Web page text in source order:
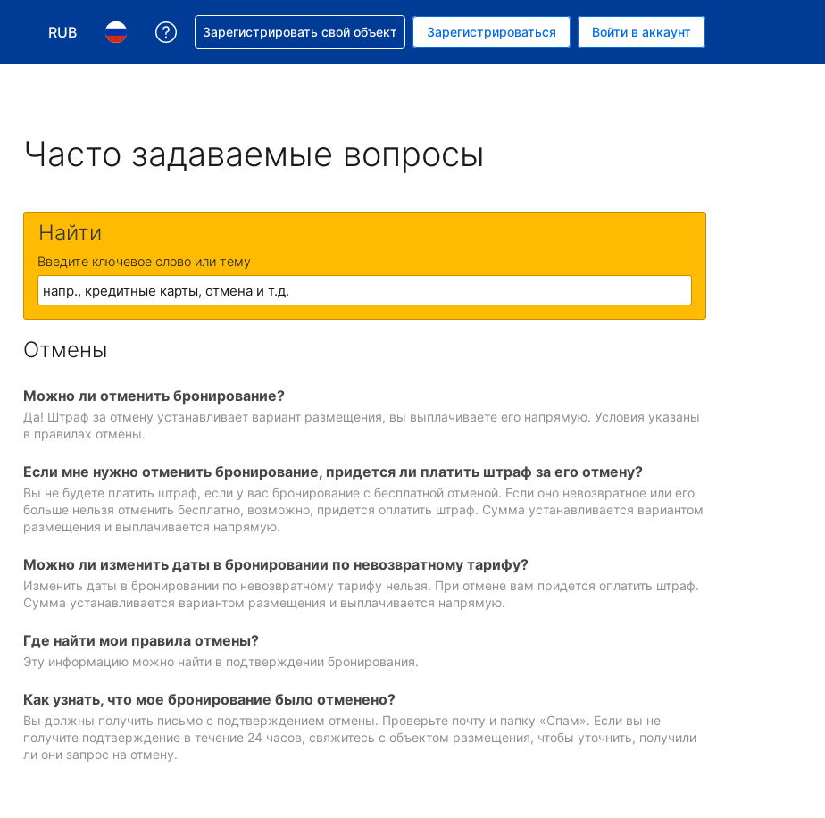
RUB
Выберите валюту. Текущая валюта — Российский рубль
Выберите язык. Текущий язык — На русском
Получите помощь с бронированием
Зарегистрировать свой объект Зарегистрироваться Войти в аккаунт
Часто задаваемые вопросы
Найти
Введите ключевое слово или тему
Отмены
Можно ли отменить бронирование?
Да! Штраф за отмену устанавливает вариант размещения, вы выплачиваете его напрямую. Условия указаны
в правилах отмены.
Если мне нужно отменить бронирование, придется ли платить штраф за его отмену?
Вы не будете платить штраф, если у вас бронирование с бесплатной отменой. Если оно невозвратное или его
больше нельзя отменить бесплатно, возможно, придется оплатить штраф. Сумма устанавливается вариантом
размещения и выплачивается напрямую.
Можно ли изменить даты в бронировании по невозвратному тарифу?
Изменить даты в бронировании по невозвратному тарифу нельзя. При отмене вам придется оплатить штраф.
Сумма устанавливается вариантом размещения и выплачивается напрямую.
Где найти мои правила отмены?
Эту информацию можно найти в подтверждении бронирования.
Как узнать, что мое бронирование было отменено?
Вы должны получить письмо с подтверждением отмены. Проверьте почту и папку «Спам». Если вы не
получите подтверждение в течение 24 часов, свяжитесь с объектом размещения, чтобы уточнить, получили
ли они запрос на отмену.